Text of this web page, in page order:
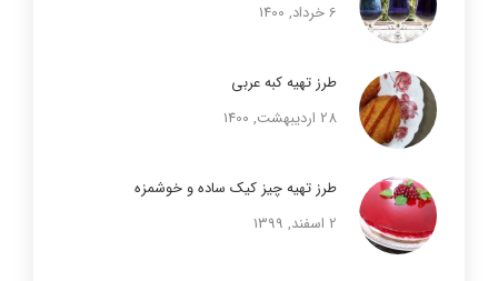
6 خرداد, 1400
طرز تهیه کبه عربی
28 اردیبهشت, 1400
طرز تهیه چیز کیک ساده و خوشمزه
2 اسفند, 1399